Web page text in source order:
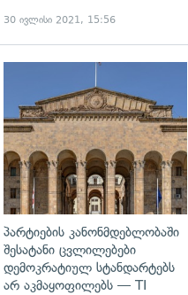
30 ივლისი 2021, 15:56
პარტიების კანონმდებლობაში
შესატანი ცვლილებები
დემოკრატიულ სტანდარტებს
არ აკმაყოფილებს — TI